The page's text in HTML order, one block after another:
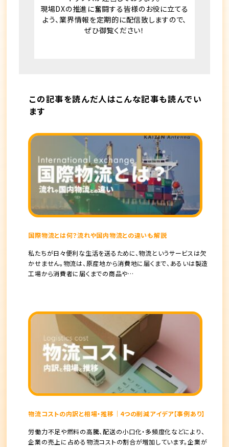
現場DXの推進に奮闘する皆様のお役に立てる
よう、業界情報を定期的に配信致しますので、
ぜひ御覧ください！
この記事を読んだ人はこんな記事も読んでい
ます
国際物流とは何？流れや国内物流との違いも解説
私たちが日々便利な生活を送るために、物流というサービスは欠
かせません。物流は、原産地から消費地に届くまで、あるいは製造
工場から消費者に届くまでの商品や…
物流コストの内訳と相場・推移｜4つの削減アイデア【事例あり】
労働力不足や燃料の高騰、配送の小口化・多頻度化などにより、
企業の売上に占める物流コストの割合が増加しています。企業が